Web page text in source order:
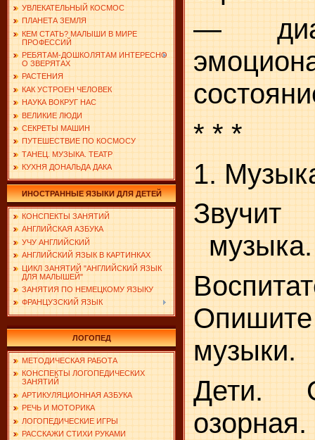
УВЛЕКАТЕЛЬНЫЙ КОСМОС
ПЛАНЕТА ЗЕМЛЯ
КЕМ СТАТЬ? МАЛЫШИ В МИРЕ
ПРОФЕССИЙ
РЕБЯТАМ-ДОШКОЛЯТАМ ИНТЕРЕСНО
О ЗВЕРЯТАХ
РАСТЕНИЯ
КАК УСТРОЕН ЧЕЛОВЕК
НАУКА ВОКРУГ НАС
ВЕЛИКИЕ ЛЮДИ
СЕКРЕТЫ МАШИН
ПУТЕШЕСТВИЕ ПО КОСМОСУ
ТАНЕЦ. МУЗЫКА. ТЕАТР
КУХНЯ ДОНАЛЬДА ДАКА
ИНОСТРАННЫЕ ЯЗЫКИ ДЛЯ ДЕТЕЙ
КОНСПЕКТЫ ЗАНЯТИЙ
АНГЛИЙСКАЯ АЗБУКА
УЧУ АНГЛИЙСКИЙ
АНГЛИЙСКИЙ ЯЗЫК В КАРТИНКАХ
ЦИКЛ ЗАНЯТИЙ "АНГЛИЙСКИЙ ЯЗЫК
ДЛЯ МАЛЫШЕЙ"
ЗАНЯТИЯ ПО НЕМЕЦКОМУ ЯЗЫКУ
ФРАНЦУЗСКИЙ ЯЗЫК
ЛОГОПЕД
МЕТОДИЧЕСКАЯ РАБОТА
КОНСПЕКТЫ ЛОГОПЕДИЧЕСКИХ
ЗАНЯТИЙ
АРТИКУЛЯЦИОННАЯ АЗБУКА
РЕЧЬ И МОТОРИКА
ЛОГОПЕДИЧЕСКИЕ ИГРЫ
РАССКАЖИ СТИХИ РУКАМИ
—
* * *
1.
Звучит
музыка.
музыки.
Дети.
озорная.